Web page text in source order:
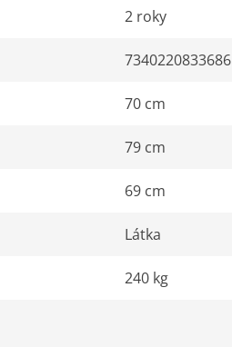
2 roky
7340220833686
70 cm
79 cm
69 cm
Látka
240 kg